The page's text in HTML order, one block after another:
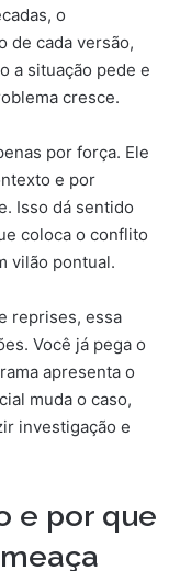
o
de cada versão,
a situação pede e
cresce.
por força. Ele
e por
Isso dá sentido
coloca o conflito
vilão pontual.
reprises, essa
Você já pega o
apresenta o
muda o caso,
investigação e
e por que